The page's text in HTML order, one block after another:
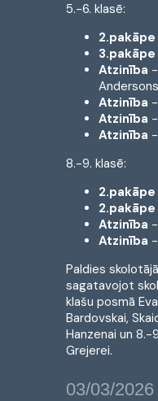
5.-6. klasē:
2.pakāpe
3.pakāpe
Atzinība
Andersons
Atzinība
Atzinība
Atzinība
8.-9. klasē:
2.pakāpe
2.pakāpe
Atzinība
Atzinība
Paldies
sagatavojot
klašu posmā
Bardovskai,
Hanzenai un 8.-
Grejerei.
03/03/2026